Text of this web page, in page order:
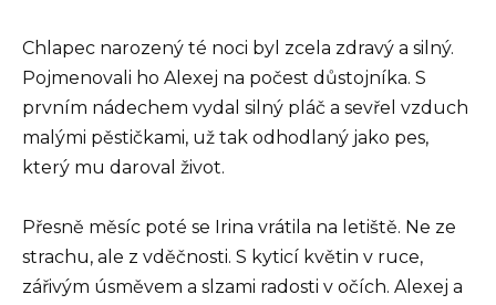
Chlapec narozený té noci byl zcela zdravý a silný.
Pojmenovali ho Alexej na počest důstojníka. S
prvním nádechem vydal silný pláč a sevřel vzduch
malými pěstičkami, už tak odhodlaný jako pes,
který mu daroval život.
Přesně měsíc poté se Irina vrátila na letiště. Ne ze
strachu, ale z vděčnosti. S kyticí květin v ruce,
zářivým úsměvem a slzami radosti v očích. Alexej a